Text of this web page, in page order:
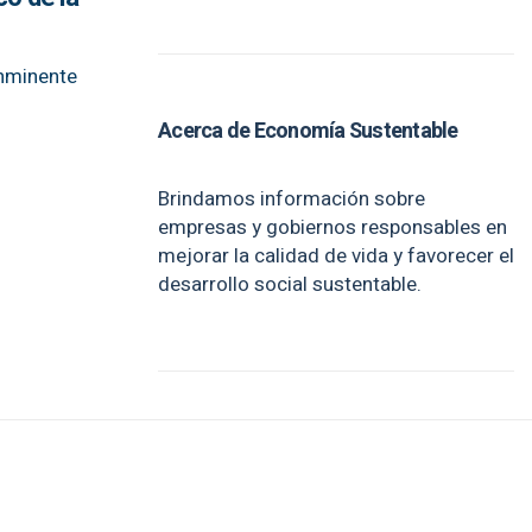
Acerca de Economía Sustentable
Brindamos información sobre
empresas y gobiernos responsables en
mejorar la calidad de vida y favorecer el
desarrollo social sustentable.